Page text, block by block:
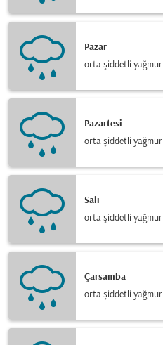
Pazar
orta şiddetli yağmur
Pazartesi
orta şiddetli yağmur
Salı
orta şiddetli yağmur
Çarsamba
orta şiddetli yağmur